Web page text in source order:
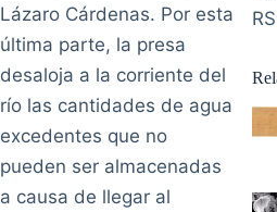
Lázaro Cárdenas. Por esta
última parte, la presa
desaloja a la corriente del
río las cantidades de agua
excedentes que no
pueden ser almacenadas
a causa de llegar al